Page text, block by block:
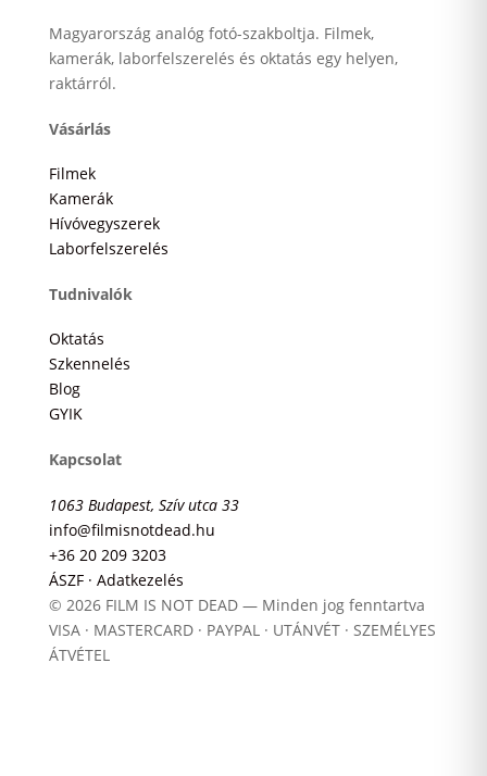
Magyarország analóg fotó-szakboltja. Filmek,
kamerák, laborfelszerelés és oktatás egy helyen,
raktárról.
Vásárlás
Filmek
Kamerák
Hívóvegyszerek
Laborfelszerelés
Tudnivalók
Oktatás
Szkennelés
Blog
GYIK
Kapcsolat
1063 Budapest, Szív utca 33
info@filmisnotdead.hu
+36 20 209 3203
ÁSZF · Adatkezelés
© 2026 FILM IS NOT DEAD — Minden jog fenntartva
VISA · MASTERCARD · PAYPAL · UTÁNVÉT · SZEMÉLYES
ÁTVÉTEL